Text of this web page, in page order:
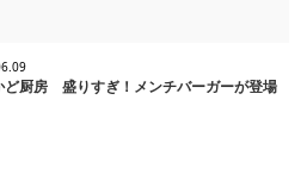
ど厨房 盛りすぎ！メンチバーガーが登場